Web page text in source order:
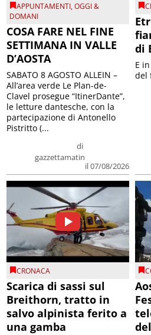
APPUNTAMENTI,OGGI &
DOMANI
COSA FARE NEL FINE
SETTIMANA IN VALLE
D’AOSTA
di
gazzettamatin
il 07/08/2026
SABATO 8 AGOSTO ALLEIN –
All’area verde Le Plan-de-
Clavel prosegue “ItinerDante”,
le letture dantesche, con la
partecipazione di Antonello
Pistritto (...
di
E
del
CRONACA
Scarica di sassi sul
Breithorn, tratto in
salvo alpinista ferito a
una gamba